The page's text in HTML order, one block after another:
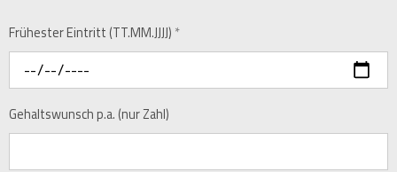
Frühester Eintritt (TT.MM.JJJJ) *
Gehaltswunsch p.a. (nur Zahl)